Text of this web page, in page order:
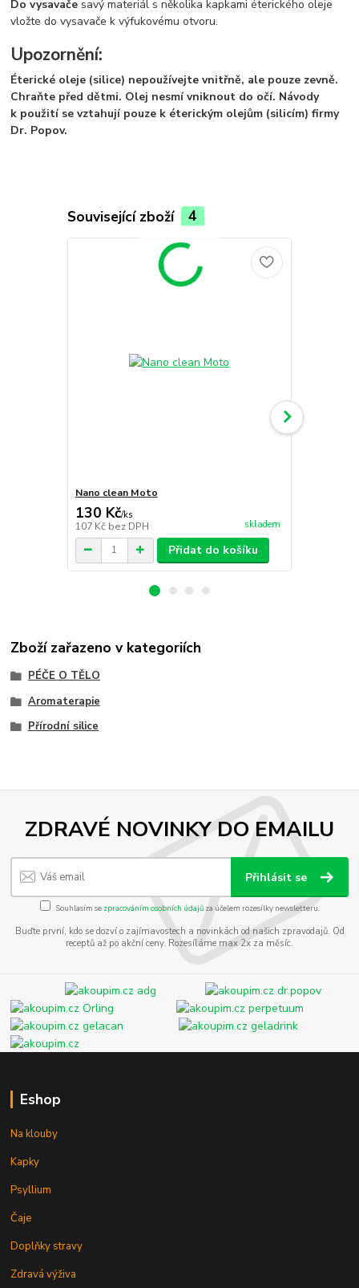
Do vysavače savý materiál s několika kapkami éterického oleje
vložte do vysavače k výfukovému otvoru.
Upozornění:
Éterické oleje (silice) nepoužívejte vnitřně, ale pouze zevně.
Chraňte před dětmi. Olej nesmí vniknout do očí. Návody
k použití se vztahují pouze k éterickým olejům (silicím) firmy
Dr. Popov.
Související zboží 4
Nano clean Moto
130 Kč/ks
107 Kč bez DPH skladem
Přidat do košíku
Zboží zařazeno v kategoriích
PÉČE O TĚLO
Aromaterapie
Přírodní silice
ZDRAVÉ NOVINKY DO EMAILU
Přihlásit se
Souhlasím se zpracováním osobních údajůza účelem rozesílky newsletteru.
Buďte první, kdo se dozví o zajímavostech a novinkách od našich zpravodajů. Od
receptů až po akční ceny. Rozesíláme max 2x za měsíc.
Eshop
Na klouby
Kapky
Psyllium
Čaje
Doplňky stravy
Zdravá výživa